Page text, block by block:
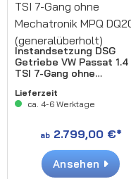
Instandsetzung DSG
Getriebe VW Passat 1.4
TSI 7-Gang ohne
(generalüberholt)
Lieferzeit
ca. 4-6 Werktage
ab2.799,00 €*
Ansehen